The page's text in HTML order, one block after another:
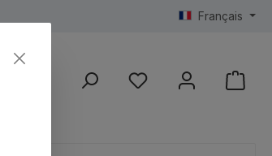
Français
Last Chance
Vous avez 0 articles